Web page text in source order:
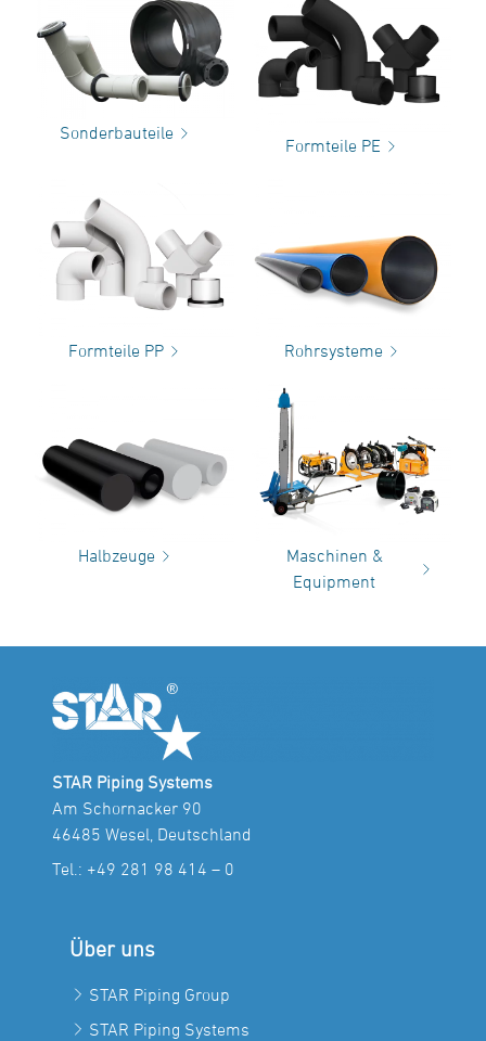
Sonderbauteile
Formteile PE
Formteile PP Rohrsysteme
Halbzeuge
Maschinen &
Equipment
STAR Piping Systems
Am Schornacker 90
46485 Wesel, Deutschland
Tel.: +49 281 98 414 – 0
Über uns
STAR Piping Group
STAR Piping Systems